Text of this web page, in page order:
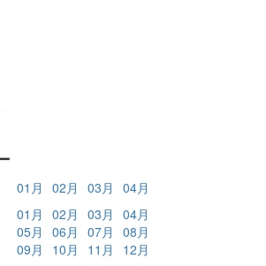
01月 02月 03月
04月
01月 02月 03月
04月
05月
06月 07月
08月
09月
10月 11月
12月